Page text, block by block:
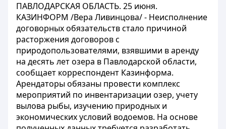
ПАВЛОДАРСКАЯ ОБЛАСТЬ. 25 июня.
КАЗИНФОРМ /Вера Ливинцова/ - Неисполнение
договорных обязательств стало причиной
расторжения договоров с
природопользователями, взявшими в аренду
на десять лет озера в Павлодарской области,
сообщает корреспондент Казинформа.
Арендаторы обязаны провести комплекс
мероприятий по инвентаризации озер, учету
вылова рыбы, изучению природных и
экономических условий водоемов. На основе